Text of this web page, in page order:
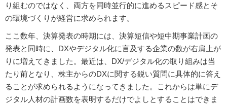
り組むのではなく、両方を同時並行的に進めるスピード感とそ
の環境づくりが経営に求められます。
ここ数年、決算発表の時期には、決算短信や短中期事業計画の
発表と同時に、DXやデジタル化に言及する企業の数が右肩上が
りに増えてきました。最近は、DX/デジタル化の取り組みは当
たり前となり、株主からのDXに関する鋭い質問に具体的に答え
ることが求められるようになってきました。これからは単にデ
ジタル人材の計画数を表明するだけでよしとすることはできま